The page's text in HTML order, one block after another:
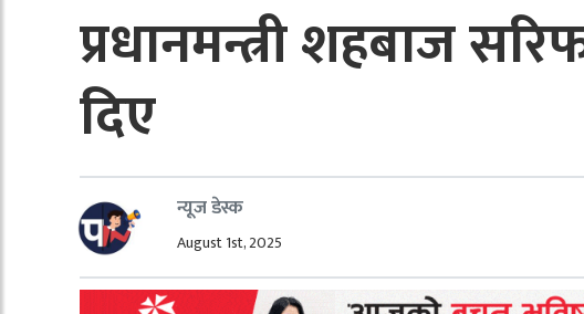
प्रधानमन्त्री शहबाज
दिए
न्यूज डेस्क
August 1st, 2025